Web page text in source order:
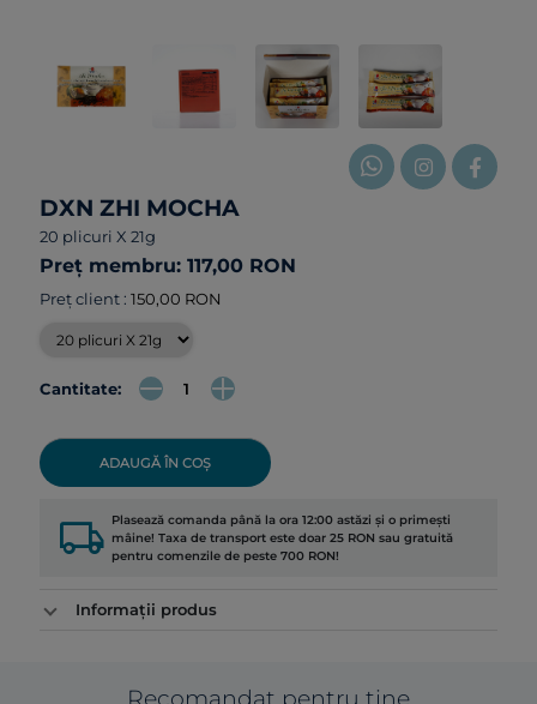
DXN ZHI MOCHA
20 plicuri X 21g
Preț membru: 117,00 RON
Preț client : 150,00 RON
Cantitate:
ADAUGĂ ÎN COȘ
local_shipping Plasează comanda până la ora 12:00 astăzi și o primești
mâine! Taxa de transport este doar 25 RON sau gratuită
pentru comenzile de peste 700 RON!
Informații produs